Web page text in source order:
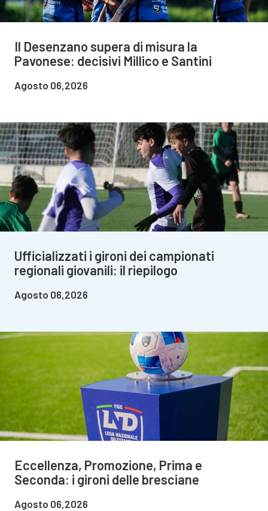
Il Desenzano supera di misura la
Pavonese: decisivi Millico e Santini
Agosto 06,2026
Ufficializzati i gironi dei campionati
regionali giovanili: il riepilogo
Agosto 06,2026
Eccellenza, Promozione, Prima e
Seconda: i gironi delle bresciane
Agosto 06,2026